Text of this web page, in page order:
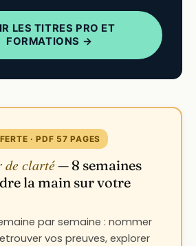
LES TITRES PRO ET
FORMATIONS →
· PDF 57 PAGES
de clarté— 8 semaines
la main sur votre
par semaine : nommer
vos preuves, explorer